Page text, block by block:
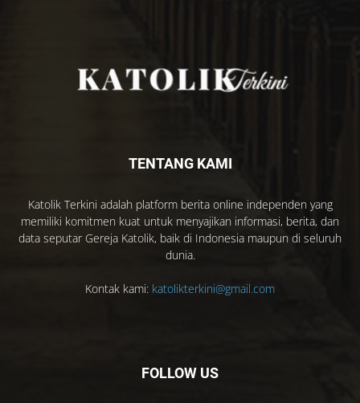
TENTANG KAMI
Katolik Terkini adalah platform berita online independen yang
memiliki komitmen kuat untuk menyajikan informasi, berita, dan
data seputar Gereja Katolik, baik di Indonesia maupun di seluruh
dunia.
Kontak kami: katolikterkini@gmail.com
FOLLOW US